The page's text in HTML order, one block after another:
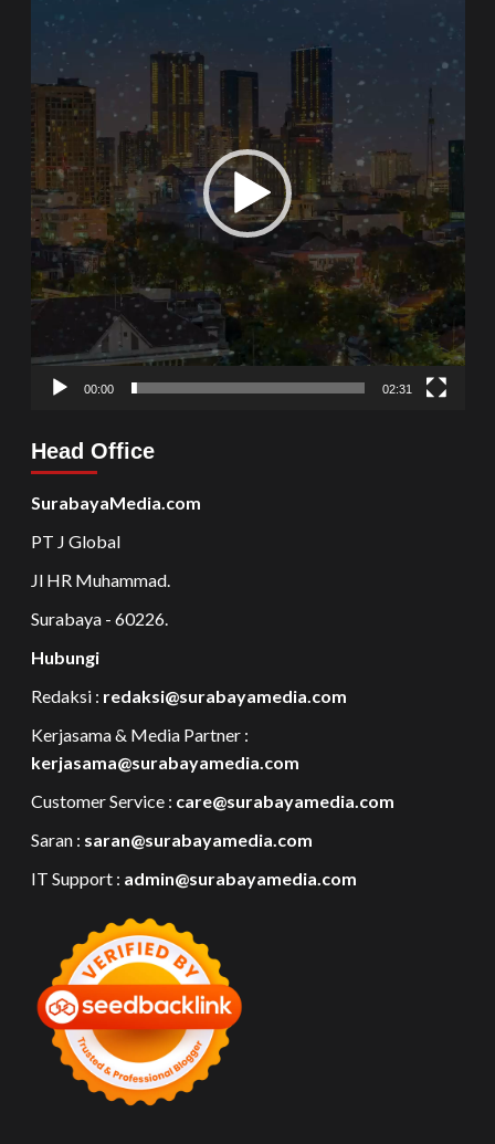
Player
00:00 02:31
Head Office
SurabayaMedia.com
PT J Global
Jl HR Muhammad.
Surabaya - 60226.
Hubungi
Redaksi : redaksi@surabayamedia.com
Kerjasama & Media Partner :
kerjasama@surabayamedia.com
Customer Service : care@surabayamedia.com
Saran : saran@surabayamedia.com
IT Support : admin@surabayamedia.com